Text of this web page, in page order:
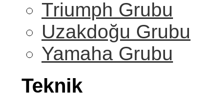
Triumph Grubu
Uzakdoğu Grubu
Yamaha Grubu
Teknik